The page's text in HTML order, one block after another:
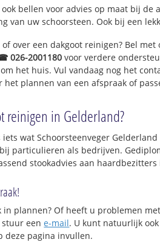
bellen voor advies op maat bij de
van uw schoorsteen. Ook bij een
over een dakgoot reinigen? Bel met
026-2001180 voor verdere
het huis. Vul vandaag nog het
het plannen van een afspraak of
reinigen in Gelderland?
wat Schoorsteenveger
particulieren als bedrijven.
stookadvies aan
in plannen? Of heeft u problemen
stuur eene-mail. U kunt natuurlijk
deze pagina invullen.